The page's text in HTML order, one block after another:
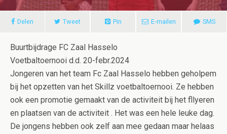
Delen Tweet Pin E-mailen SMS
Buurtbijdrage FC Zaal Hasselo
Voetbaltoernooi d.d. 20-febr.2024
Jongeren van het team Fc Zaal Hasselo hebben geholpem
bij het opzetten van het Skillz voetbaltoernooi. Ze hebben
ook een promotie gemaakt van de activiteit bij het fllyeren
en plaatsen van de activiteit . Het was een hele leuke dag.
De jongens hebben ook zelf aan mee gedaan maar helaas